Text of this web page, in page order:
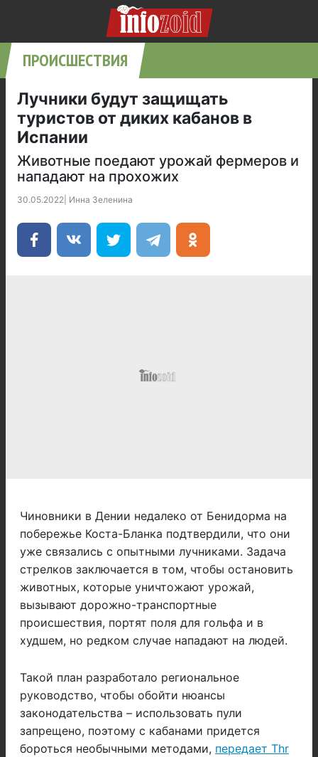
ПРОИСШЕСТВИЯ
Лучники будут защищать
туристов от диких кабанов в
Испании
Животные поедают урожай фермеров и
нападают на прохожих
30.05.2022 Инна Зеленина
Чиновники в Дении недалеко от Бенидорма на
побережье Коста-Бланка подтвердили, что они
уже связались с опытными лучниками. Задача
стрелков заключается в том, чтобы остановить
животных, которые уничтожают урожай,
вызывают дорожно-транспортные
происшествия, портят поля для гольфа и в
худшем, но редком случае нападают на людей.
Такой план разработало региональное
руководство, чтобы обойти нюансы
законодательства – использовать пули
запрещено, поэтому с кабанами придется
бороться необычными методами, передает Thr